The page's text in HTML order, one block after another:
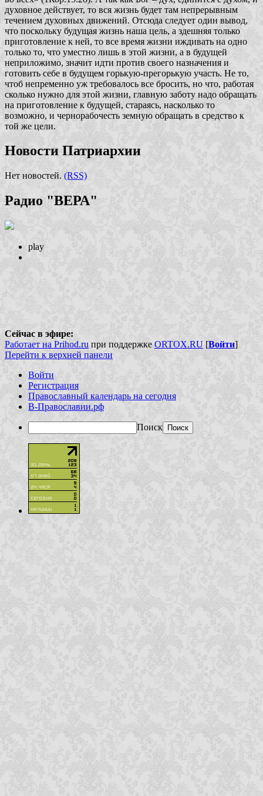
духовное действует, то вся жизнь будет там непрерывным
течением духовных движений. Отсюда следует один вывод,
что поскольку будущая жизнь наша цель, а здешняя только
приготовление к ней, то все время жизни иждивать на одно
только то, что уместно лишь в этой жизни, а в будущей
неприложимо, значит идти против своего назначения и
готовить себе в будущем горькую-прегорькую участь. Не то,
чтоб непременно уж требовалось все бросить, но что, работая
сколько нужно для этой жизни, главную заботу надо обращать
на приготовление к будущей, стараясь, насколько то
возможно, и чернорабочесть земную обращать в средство к
той же цели.
Новости Патриархии
Нет новостей. (RSS)
Радио "ВЕРА"
play
Сейчас в эфире:
Работает на Prihod.ru при поддержке ORTOX.RU [Войти]
Перейти к верхней панели
Войти
Регистрация
Православный календарь на сегодня
В-Православии.рф
Поиск